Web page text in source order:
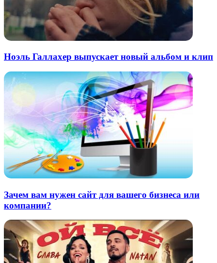
Ноэль Галлахер выпускает новый альбом и клип
Зачем вам нужен сайт для вашего бизнеса или
компании?